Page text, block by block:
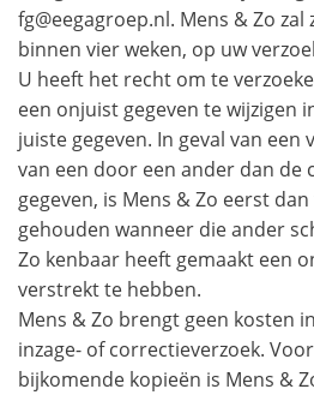
fg@eegagroep.nl. Mens & Zo
binnen vier weken, op uw
U heeft het recht om te
een onjuist gegeven te wijzigen
juiste gegeven. In geval van een
van een door een ander dan de
gegeven, is Mens & Zo eerst
gehouden wanneer die ander
Zo kenbaar heeft gemaakt een
verstrekt te hebben.
Mens & Zo brengt geen kosten
inzage- of correctieverzoek.
bijkomende kopieën is Mens &